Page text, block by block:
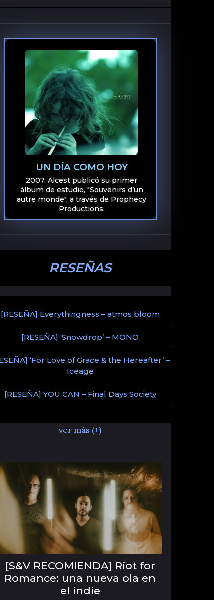
UN DÍA COMO HOY
2007. Alcest publicó su primer
álbum de estudio, "Souvenirs d’un
autre monde", a través de Prophecy
Productions.
RESEÑAS
[RESEÑA] Everythingness – atmos bloom
[RESEÑA] ‘Snowdrop’ – MONO
‘For Love of Grace & the Hereafter’ –
Iceage
[RESEÑA] YOU CAN – Final Days Society
ver más (+)
[S&V RECOMIENDA] Riot for
Romance: una nueva ola en
el indie